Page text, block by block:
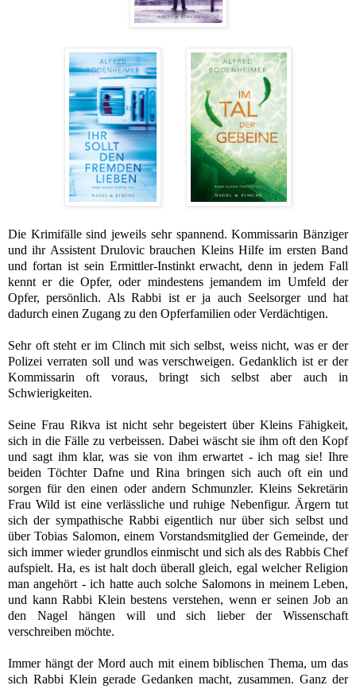
Die Krimifälle sind jeweils sehr spannend. Kommissarin Bänziger
und ihr Assistent Drulovic brauchen Kleins Hilfe im ersten Band
und fortan ist sein Ermittler-Instinkt erwacht, denn in jedem Fall
kennt er die Opfer, oder mindestens jemandem im Umfeld der
Opfer, persönlich. Als Rabbi ist er ja auch Seelsorger und hat
dadurch einen Zugang zu den Opferfamilien oder Verdächtigen.
Sehr oft steht er im Clinch mit sich selbst, weiss nicht, was er der
Polizei verraten soll und was verschweigen. Gedanklich ist er der
Kommissarin oft voraus, bringt sich selbst aber auch in
Schwierigkeiten.
Seine Frau Rikva ist nicht sehr begeistert über Kleins Fähigkeit,
sich in die Fälle zu verbeissen. Dabei wäscht sie ihm oft den Kopf
und sagt ihm klar, was sie von ihm erwartet - ich mag sie! Ihre
beiden Töchter Dafne und Rina bringen sich auch oft ein und
sorgen für den einen oder andern Schmunzler. Kleins Sekretärin
Frau Wild ist eine verlässliche und ruhige Nebenfigur. Ärgern tut
sich der sympathische Rabbi eigentlich nur über sich selbst und
über Tobias Salomon, einem Vorstandsmitglied der Gemeinde, der
sich immer wieder grundlos einmischt und sich als des Rabbis Chef
aufspielt. Ha, es ist halt doch überall gleich, egal welcher Religion
man angehört - ich hatte auch solche Salomons in meinem Leben,
und kann Rabbi Klein bestens verstehen, wenn er seinen Job an
den Nagel hängen will und sich lieber der Wissenschaft
verschreiben möchte.
Immer hängt der Mord auch mit einem biblischen Thema, um das
sich Rabbi Klein gerade Gedanken macht, zusammen. Ganz der